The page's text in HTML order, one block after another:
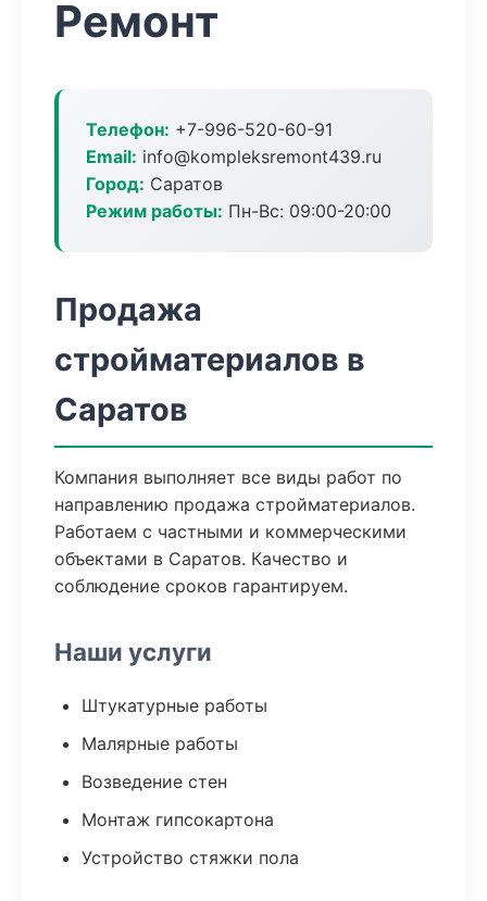
Ремонт
Телефон: +7-996-520-60-91
Email: info@kompleksremont439.ru
Город: Саратов
Режим работы: Пн-Вс: 09:00-20:00
Продажа
стройматериалов в
Саратов
Компания выполняет все виды работ по
направлению продажа стройматериалов.
Работаем с частными и коммерческими
объектами в Саратов. Качество и
соблюдение сроков гарантируем.
Наши услуги
Штукатурные работы
Малярные работы
Возведение стен
Монтаж гипсокартона
Устройство стяжки пола